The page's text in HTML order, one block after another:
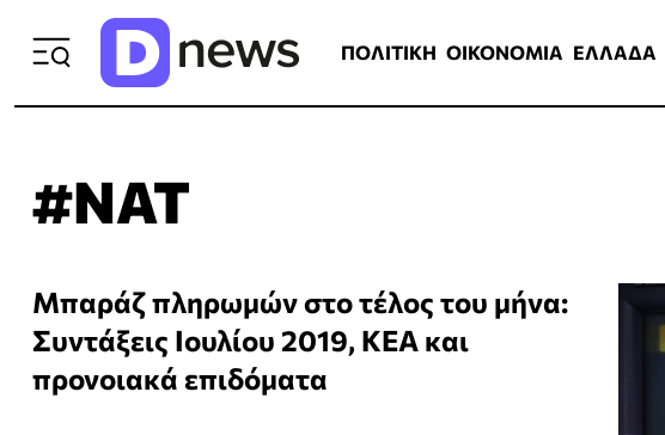
ΠΟΛΙΤΙΚΗ ΟΙΚΟΝΟΜΙΑ ΕΛΛΑΔΑ
#ΝΑΤ
Μπαράζ πληρωμών στο τέλος του μήνα:
Συντάξεις Ιουλίου 2019, ΚΕΑ και
προνοιακά επιδόματα